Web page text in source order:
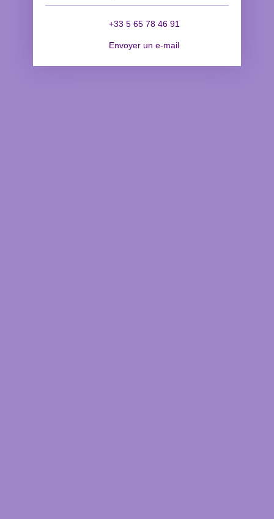
+33 5 65 78 46 91
Envoyer un e-mail